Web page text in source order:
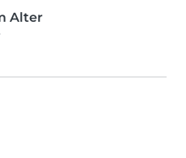
Alter